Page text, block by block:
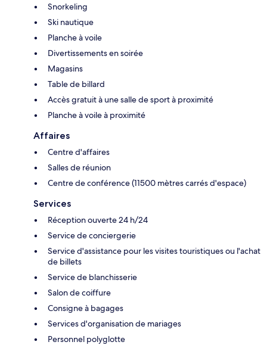
Snorkeling
Ski nautique
Planche à voile
Divertissements en soirée
Magasins
Table de billard
Accès gratuit à une salle de sport à proximité
Planche à voile à proximité
Affaires
Centre d'affaires
Salles de réunion
Centre de conférence (11500 mètres carrés d'espace)
Services
Réception ouverte 24 h/24
Service de conciergerie
Service d'assistance pour les visites touristiques ou l'achat
de billets
Service de blanchisserie
Salon de coiffure
Consigne à bagages
Services d'organisation de mariages
Personnel polyglotte